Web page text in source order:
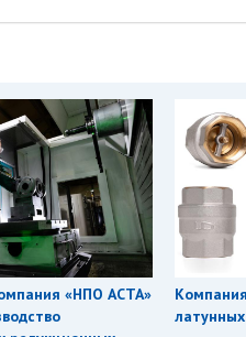
«НПО АСТА»